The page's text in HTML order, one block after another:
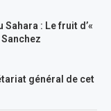
: Le fruit d’«
Sanchez
général de cet